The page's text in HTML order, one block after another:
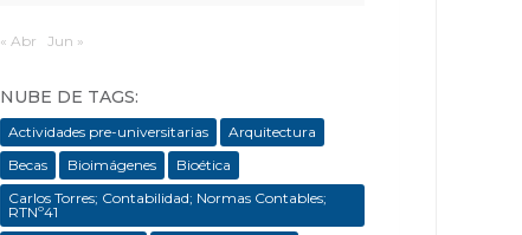
« Abr Jun »
NUBE DE TAGS:
Actividades pre-universitarias
Arquitectura
Becas
Bioimágenes
Bioética
Carlos Torres; Contabilidad; Normas Contables;
RTNº41